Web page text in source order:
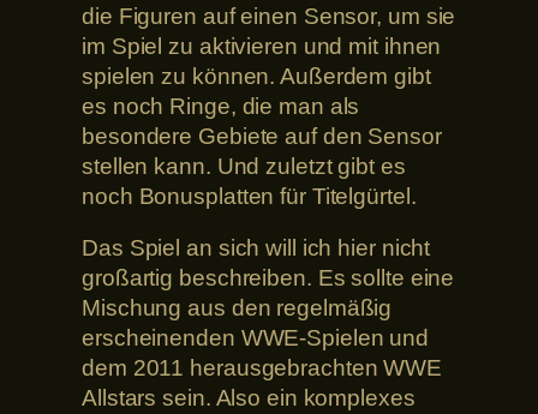
die Figuren auf einen Sensor, um sie
im Spiel zu aktivieren und mit ihnen
spielen zu können. Außerdem gibt
es noch Ringe, die man als
besondere Gebiete auf den Sensor
stellen kann. Und zuletzt gibt es
noch Bonusplatten für Titelgürtel.
Das Spiel an sich will ich hier nicht
großartig beschreiben. Es sollte eine
Mischung aus den regelmäßig
erscheinenden WWE-Spielen und
dem 2011 herausgebrachten WWE
Allstars sein. Also ein komplexes